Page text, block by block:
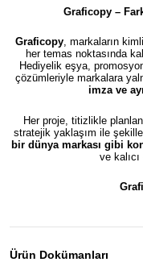
Graficopy –
Graficopy, markaların
her temas noktasında
Hediyelik eşya,
çözümleriyle markalara
imza ve
Her proje, titizlikle
stratejik yaklaşım ile
bir dünya markası gibi
ve
Ürün Dokümanları